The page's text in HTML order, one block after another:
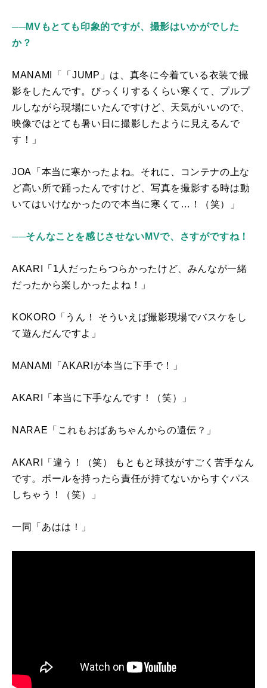
──MVもとても印象的ですが、撮影はいかがでした
か？
MANAMI「「JUMP 」は、真冬に今着ている衣装で撮
影をしたんです。びっくりするくらい寒くて、プルプ
ルしながら現場にいたんですけど、天気がいいので、
映像ではとても暑い日に撮影したように見えるんで
す！」
JOA「本当に寒かったよね。それに、コンテナの上な
ど高い所で踊ったんですけど、写真を撮影する時は動
いてはいけなかったので本当に寒くて…！（笑）」
──そんなことを感じさせないMVで、さすがですね！
AKARI「1人だったらつらかったけど、みんなが一緒
だったから楽しかったよね！」
KOKORO「うん！ そういえば撮影現場でバスケをし
て遊んだんですよ」
MANAMI「AKARI が本当に下手で！」
AKARI「本当に下手なんです！（笑）」
NARAE「これもおばあちゃんからの遺伝？」
AKARI「違う！（笑） もともと球技がすごく苦手なん
です。ボールを持ったら責任が持てないからすぐパス
しちゃう！（笑）」
一同「あはは！」